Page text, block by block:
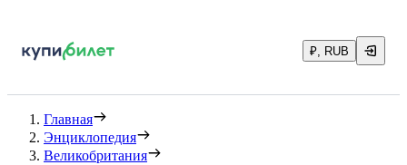
₽, RUB
Главная
Энциклопедия
Великобритания